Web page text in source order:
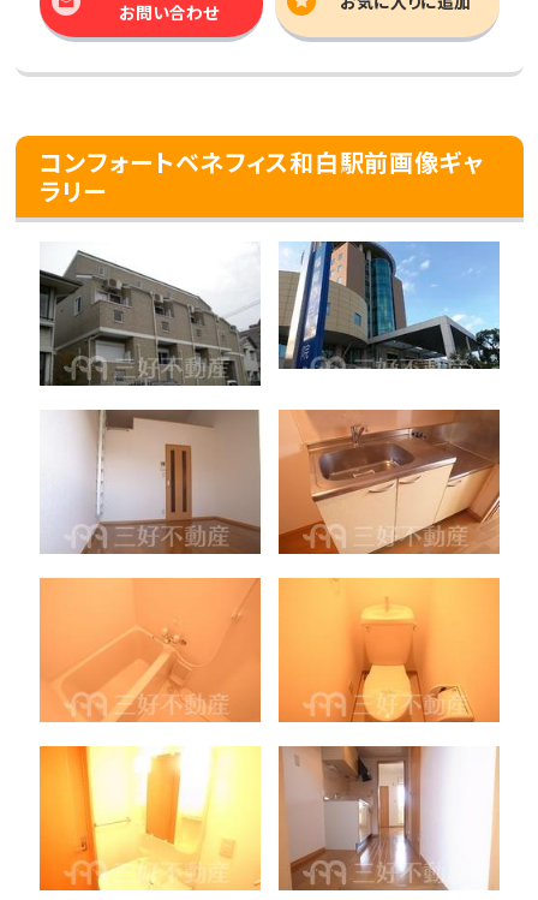
お問い合わせ
コンフォートベネフィス和白駅前画像ギャ
ラリー